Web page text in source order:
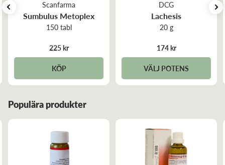
Scanfarma
Sumbulus Metoplex
150 tabl
225 kr
KÖP
DCG
Lachesis
20 g
174 kr
VÄLJ POTENS
Populära produkter